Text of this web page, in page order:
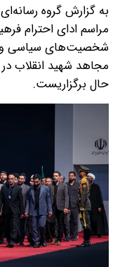
به گزارش گروه رسانه‌ای
مراسم ادای احترام
شخصیت‌های سیاسی و
مجاهد شهید انقلاب
حال برگزاریست.